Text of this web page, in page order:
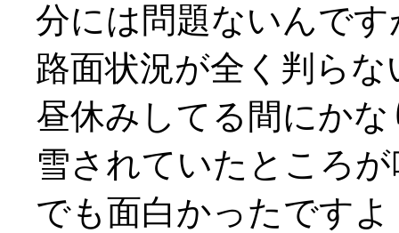
分には問題ないんです
路面状況が全く判ら
昼休みしてる間にか
雪されていたところ
でも面白かったですよ